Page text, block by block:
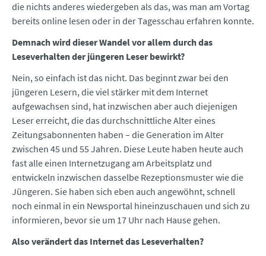
die nichts anderes wiedergeben als das, was man am Vortag
bereits online lesen oder in der Tagesschau erfahren konnte.
Demnach wird dieser Wandel vor allem durch das
Leseverhalten der jüngeren Leser bewirkt?
Nein, so einfach ist das nicht. Das beginnt zwar bei den
jüngeren Lesern, die viel stärker mit dem Internet
aufgewachsen sind, hat inzwischen aber auch diejenigen
Leser erreicht, die das durchschnittliche Alter eines
Zeitungsabonnenten haben – die Generation im Alter
zwischen 45 und 55 Jahren. Diese Leute haben heute auch
fast alle einen Internetzugang am Arbeitsplatz und
entwickeln inzwischen dasselbe Rezeptionsmuster wie die
Jüngeren. Sie haben sich eben auch angewöhnt, schnell
noch einmal in ein Newsportal hineinzuschauen und sich zu
informieren, bevor sie um 17 Uhr nach Hause gehen.
Also verändert das Internet das Leseverhalten?